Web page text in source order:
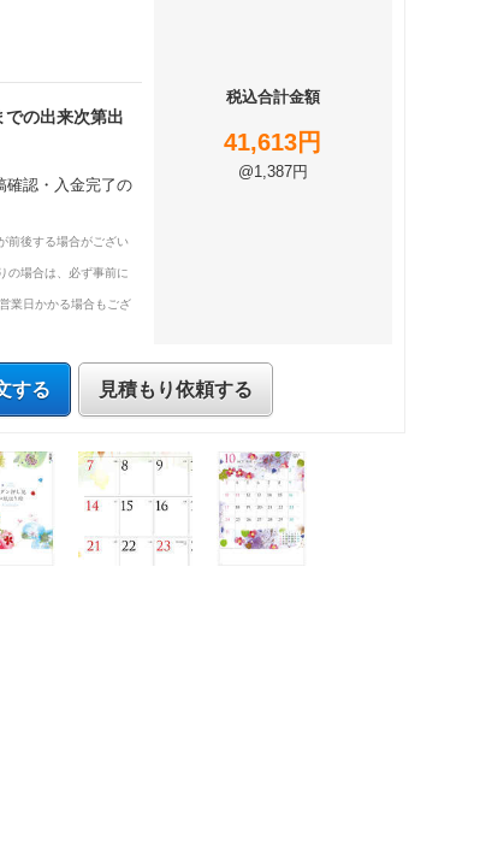
での出来次第出
確認・入金完了の
前後する場合がござい
の場合は、必ず事前に
業日かかる場合もござ
税込合計金額
41,613円
@1,387円
する 見積もり依頼する